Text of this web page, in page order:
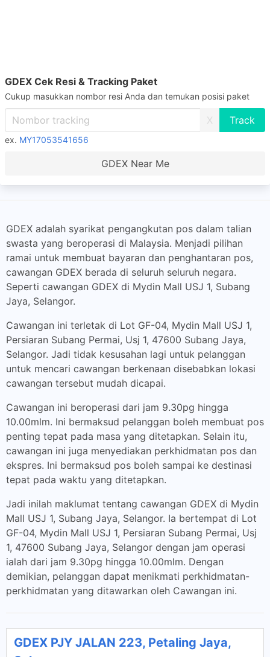
GDEX Cek Resi & Tracking Paket
Cukup masukkan nombor resi Anda dan temukan posisi paket
X
ex. MY17053541656
GDEX Near Me
GDEX adalah syarikat pengangkutan pos dalam talian
swasta yang beroperasi di Malaysia. Menjadi pilihan
ramai untuk membuat bayaran dan penghantaran pos,
cawangan GDEX berada di seluruh seluruh negara.
Seperti cawangan GDEX di Mydin Mall USJ 1, Subang
Jaya, Selangor.
Cawangan ini terletak di Lot GF-04, Mydin Mall USJ 1,
Persiaran Subang Permai, Usj 1, 47600 Subang Jaya,
Selangor. Jadi tidak kesusahan lagi untuk pelanggan
untuk mencari cawangan berkenaan disebabkan lokasi
cawangan tersebut mudah dicapai.
Cawangan ini beroperasi dari jam 9.30pg hingga
10.00mlm. Ini bermaksud pelanggan boleh membuat pos
penting tepat pada masa yang ditetapkan. Selain itu,
cawangan ini juga menyediakan perkhidmatan pos dan
ekspres. Ini bermaksud pos boleh sampai ke destinasi
tepat pada waktu yang ditetapkan.
Jadi inilah maklumat tentang cawangan GDEX di Mydin
Mall USJ 1, Subang Jaya, Selangor. Ia bertempat di Lot
GF-04, Mydin Mall USJ 1, Persiaran Subang Permai, Usj
1, 47600 Subang Jaya, Selangor dengan jam operasi
ialah dari jam 9.30pg hingga 10.00mlm. Dengan
demikian, pelanggan dapat menikmati perkhidmatan-
perkhidmatan yang ditawarkan oleh Cawangan ini.
GDEX PJY JALAN 223, Petaling Jaya,